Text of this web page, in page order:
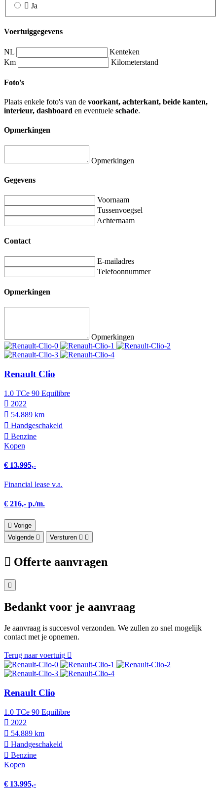
Ja
Voertuiggegevens
NL
Kenteken
Km
Kilometerstand
Foto's
Plaats enkele foto's van de voorkant, achterkant, beide kanten,
interieur, dashboard en eventuele schade.
Opmerkingen
Opmerkingen
Gegevens
Voornaam
Tussenvoegsel
Achternaam
Contact
E-mailadres
Telefoonnummer
Opmerkingen
Opmerkingen
Renault Clio
1.0 TCe 90 Equilibre
2022
54.889 km
Hand­geschakeld
Benzine
Kopen
€ 13.995,-
Financial lease v.a.
€ 216,- p./m.
Vorige
Volgende
Versturen
Offerte aanvragen
Bedankt voor je aanvraag
Je aanvraag is succesvol verzonden. We zullen zo snel mogelijk
contact met je opnemen.
Terug naar voertuig
Renault Clio
1.0 TCe 90 Equilibre
2022
54.889 km
Hand­geschakeld
Benzine
Kopen
€ 13.995,-